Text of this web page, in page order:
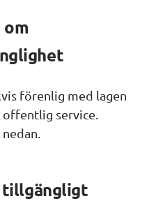
förenlig med lagen
service.
tillgängligt